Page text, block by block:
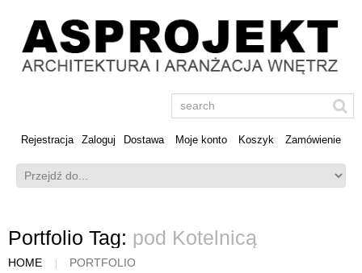
Rejestracja Zaloguj Dostawa Moje konto Koszyk Zamówienie
Portfolio Tag: pod Kotelnicą
HOME PORTFOLIO